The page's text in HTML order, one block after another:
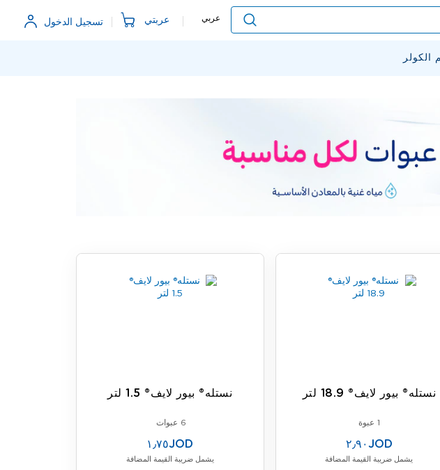
البحث
Language
عربي عربتي تسجيل الدخول
الكولر
نستله® بيور لايف® 18.9 لتر
1 عبوة
٢٫٩٠JOD
يشمل ضريبة القيمة المضافة
نستله® بيور لايف® 1.5 لتر
6 عبوات
١٫٧٥JOD
يشمل ضريبة القيمة المضافة